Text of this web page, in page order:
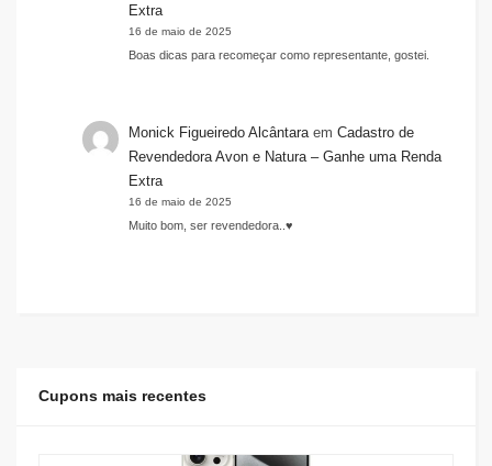
Extra
16 de maio de 2025
Boas dicas para recomeçar como representante, gostei.
Monick Figueiredo AlcântaraemCadastro de
Revendedora Avon e Natura – Ganhe uma Renda
Extra
16 de maio de 2025
Muito bom, ser revendedora..♥️
Cupons mais recentes